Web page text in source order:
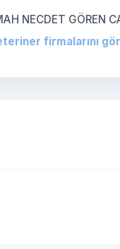
NECDET GÖREN
firmalarını gör